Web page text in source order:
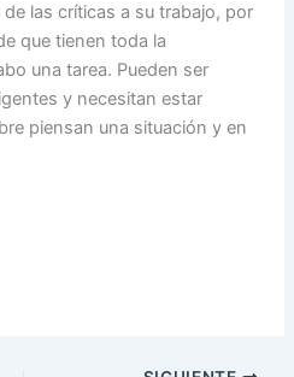
las críticas a su trabajo, por
que tienen toda la
una tarea. Pueden ser
y necesitan estar
piensan una situación y en